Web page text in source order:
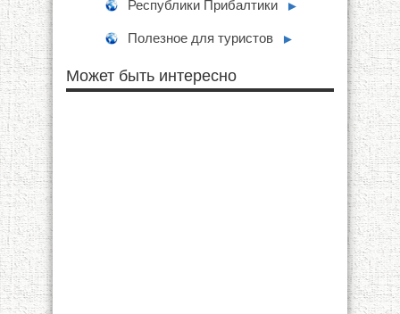
Республики Прибалтики ►
Полезное для туристов ►
Может быть интересно